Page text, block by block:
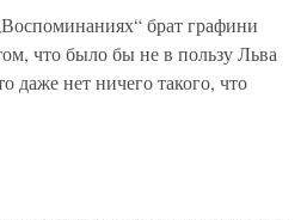
брат графини
что было бы не в пользу Льва
даже нет ничего такого, что